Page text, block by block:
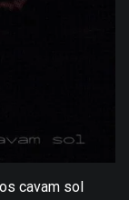
cavam sol